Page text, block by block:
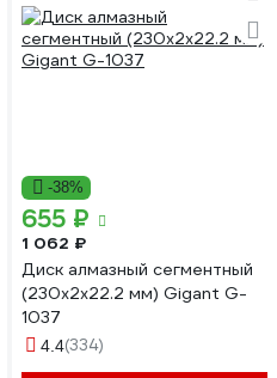
-38%
655 ₽
1 062 ₽
Диск алмазный сегментный
(230x2x22.2 мм) Gigant G-
1037
4.4(334)